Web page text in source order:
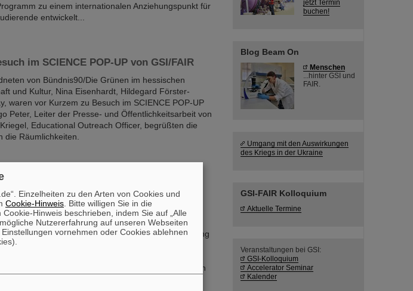
zu einem internationalen Anziehungspunkt für
entwickelt...
im SCIENCE POP-UP von GSI/FAIR
von Bündnis90/Die Grünen im hessischen
und Kultur, Nina Eisenhardt, Hildegard Förster-
waren vor Kurzem zu Besuch im SCIENCE POP-UP
Peter, Leiter der Presse- und Öffentlichkeitsarbeit von
Educational Outreach Officer, begrüßten die
Räumlichkeiten.
Linienbusse werben in Darmstadt
im Umland unterwegs ist, hat vielleicht schon
Seit kurzem sind mehrere Linienbusse mit
das GSI Helmholtzzentrum für Schwerionenforschung
FAIR unterwegs. Die auffällig
im täglichen Stadtbild auf die vielfältigen
GSI und FAIR aufmerksam – direkt im öffentlichen
jetzt Termin
buchen!
Blog Beam On
Menschen
...hinter GSI und
FAIR.
Umgang mit den Auswirkungen
des Kriegs in der Ukraine
GSI-FAIR Kolloquium
Aktuelle Termine
Veranstaltungen bei GSI:
GSI-Kolloquium
Accelerator Seminar
Kalender
Einzelheiten zu den Arten von Cookies und
Cookie-Hinweis . Bitte willigen Sie in die
Hinweis beschrieben, indem Sie auf „Alle
Nutzererfahrung auf unseren Webseiten
vornehmen oder Cookies ablehnen